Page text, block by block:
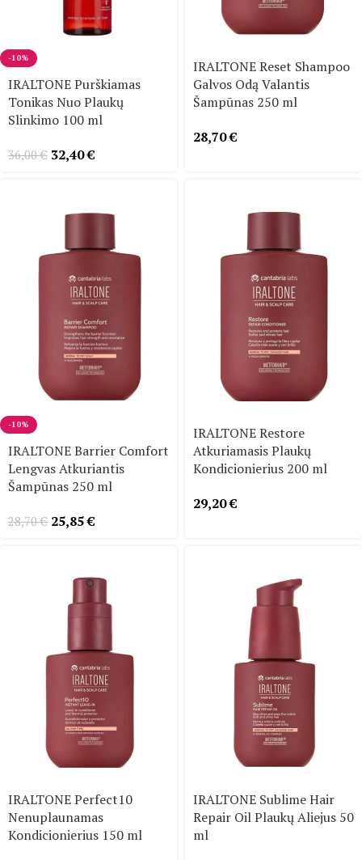
-10%
IRALTONE Purškiamas
Tonikas Nuo Plaukų
Slinkimo 100 ml
36,00€ 32,40€
IRALTONE Reset Shampoo
Galvos Odą Valantis
Šampūnas 250 ml
28,70€
-10%
IRALTONE Barrier Comfort
Lengvas Atkuriantis
Šampūnas 250 ml
28,70€ 25,85€
IRALTONE Restore
Atkuriamasis Plaukų
Kondicionierius 200 ml
29,20€
IRALTONE Perfect10
Nenuplaunamas
Kondicionierius 150 ml
IRALTONE Sublime Hair
Repair Oil Plaukų Aliejus 50
ml